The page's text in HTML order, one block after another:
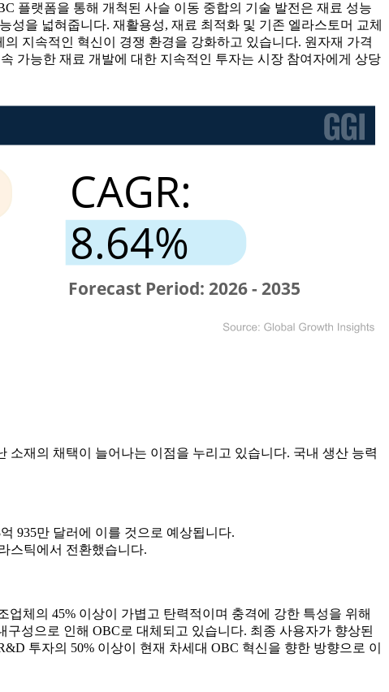
플랫폼을 통해 개척된 사슬 이동 중합의 기술 발전은 재료 성능
을 넓혀줍니다. 재활용성, 재료 최적화 및 기존 엘라스토머 교체
지속적인 혁신이 경쟁 환경을 강화하고 있습니다. 원자재 가격
가능한 재료 개발에 대한 지속적인 투자는 시장 참여자에게 상당
재의 채택이 늘어나는 이점을 누리고 있습니다. 국내 생산 능력
935만 달러에 이를 것으로 예상됩니다.
스틱에서 전환했습니다.
체의 45% 이상이 가볍고 탄력적이며 충격에 강한 특성을 위해
성으로 인해 OBC로 대체되고 있습니다. 최종 사용자가 향상된
투자의 50% 이상이 현재 차세대 OBC 혁신을 향한 방향으로 이